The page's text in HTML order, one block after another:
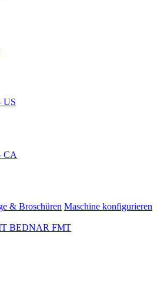
US
CA
& Broschüren Maschine konfigurieren
BEDNAR FMT